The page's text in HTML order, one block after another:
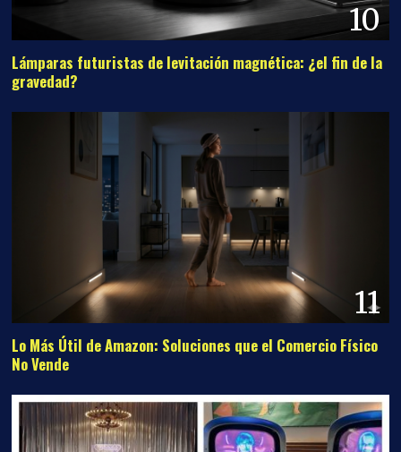
10
Lámparas futuristas de levitación magnética: ¿el fin de la
gravedad?
11
Lo Más Útil de Amazon: Soluciones que el Comercio Físico
No Vende